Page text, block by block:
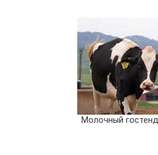
Молочный